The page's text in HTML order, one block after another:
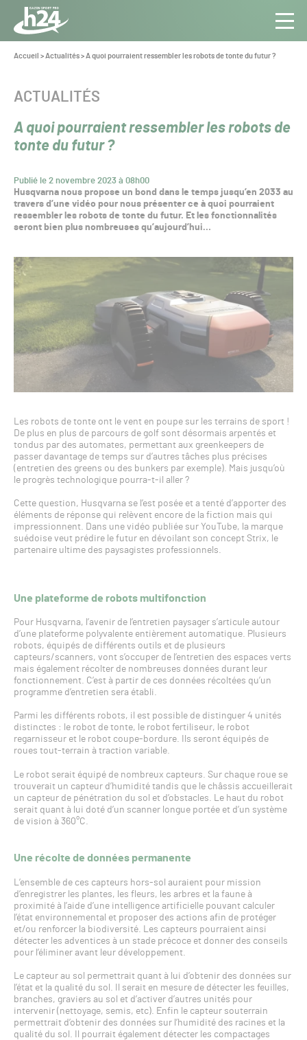
Panneau de gestion des cookies
Aller au contenu
Toute
l’info
Pro
Vous
Accueil >Actualités>A quoi pourraient ressembler les robots de tonte du futur ?
A quoi pourraient ressembler les robots de
tonte du futur ?
Publié le 2 novembre 2023 à 08h00
CATÉGORIE :
ACTUALITÉS
Husqvarna nous propose un bond dans le temps jusqu’en 2033 au
travers d’une vidéo pour nous présenter ce à quoi pourraient
ressembler les robots de tonte du futur. Et les fonctionnalités
seront bien plus nombreuses qu’aujourd’hui…
Les robots de tonte ont le vent en poupe sur les terrains de sport !
De plus en plus de parcours de golf sont désormais arpentés et
tondus par des automates, permettant aux greenkeepers de
passer davantage de temps sur d’autres tâches plus précises
(entretien des greens ou des bunkers par exemple). Mais jusqu’où
le progrès technologique pourra-t-il aller ?
Cette question, Husqvarna se l’est posée et a tenté d’apporter des
éléments de réponse qui relèvent encore de la fiction mais qui
impressionnent. Dans une vidéo publiée sur YouTube, la marque
suédoise veut prédire le futur en dévoilant son concept Strix, le
partenaire ultime des paysagistes professionnels.
Une plateforme de robots multifonction
Pour Husqvarna, l’avenir de l’entretien paysager s’articule autour
d’une plateforme polyvalente entièrement automatique. Plusieurs
robots, équipés de différents outils et de plusieurs
capteurs/scanners, vont s’occuper de l’entretien des espaces verts
mais également récolter de nombreuses données durant leur
fonctionnement. C’est à partir de ces données récoltées qu’un
programme d’entretien sera établi.
Parmi les différents robots, il est possible de distinguer 4 unités
distinctes : le robot de tonte, le robot fertiliseur, le robot
regarnisseur et le robot coupe-bordure. Ils seront équipés de
roues tout-terrain à traction variable.
Le robot serait équipé de nombreux capteurs. Sur chaque roue se
trouverait un capteur d’humidité tandis que le châssis accueillerait
un capteur de pénétration du sol et d’obstacles. Le haut du robot
serait quant à lui doté d’un scanner longue portée et d’un système
de vision à 360°C.
Une récolte de données permanente
L’ensemble de ces capteurs hors-sol auraient pour mission
d’enregistrer les plantes, les fleurs, les arbres et la faune à
proximité à l’aide d’une intelligence artificielle pouvant calculer
l’état environnemental et proposer des actions afin de protéger
et/ou renforcer la biodiversité. Les capteurs pourraient ainsi
détecter les adventices à un stade précoce et donner des conseils
pour l’éliminer avant leur développement.
Le capteur au sol permettrait quant à lui d’obtenir des données sur
l’état et la qualité du sol. Il serait en mesure de détecter les feuilles,
branches, graviers au sol et d’activer d’autres unités pour
intervenir (nettoyage, semis, etc). Enfin le capteur souterrain
permettrait d’obtenir des données sur l’humidité des racines et la
qualité du sol. Il pourrait également détecter les compactages